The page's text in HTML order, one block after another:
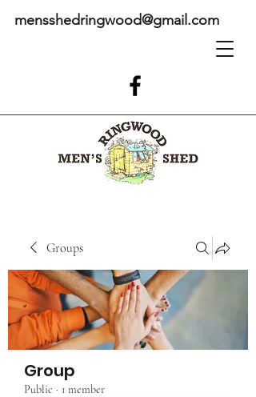
mensshedringwood@gmail.com
Groups
Group
Public · 1 member